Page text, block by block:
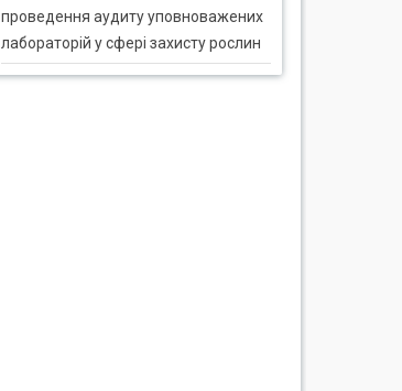
проведення аудиту уповноважених
лабораторій у сфері захисту рослин